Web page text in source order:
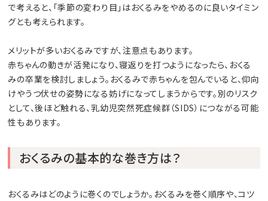
で考えると、「季節の変わり目」はおくるみをやめるのに良いタイミン
グとも考えられます。
メリットが多いおくるみですが、注意点もあります。
赤ちゃんの動きが活発になり、寝返りを打つようになったら、おくる
みの卒業を検討しましょう。おくるみで赤ちゃんを包んでいると、仰向
けやうつ伏せの姿勢になる妨げになってしまうからです。別のリスク
として、後ほど触れる、乳幼児突然死症候群（SIDS）につながる可能
性もあります。
おくるみの基本的な巻き方は？
おくるみはどのように巻くのでしょうか。おくるみを巻く順序や、コツ